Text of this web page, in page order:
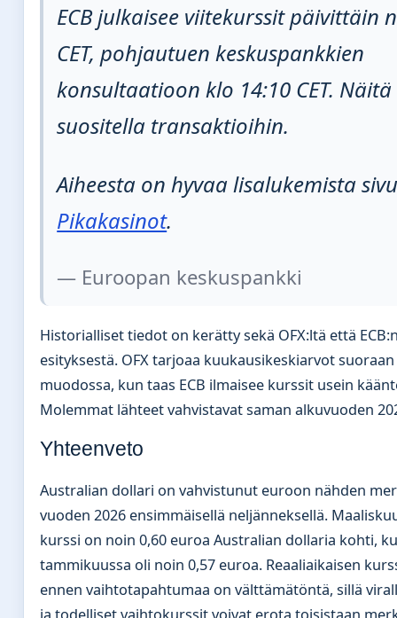
ECB julkaisee viitekurssit päivittäin
CET, pohjautuen keskuspankkien
konsultaatioon klo 14:10 CET.
suositella transaktioihin.
Aiheesta on hyvaa lisalukemista
Pikakasinot.
— Euroopan keskuspankki
Historialliset tiedot on kerätty sekä OFX:ltä että
esityksestä. OFX tarjoaa kuukausikeskiarvot suoraan
muodossa, kun taas ECB ilmaisee kurssit usein
Molemmat lähteet vahvistavat saman alkuvuoden
Yhteenveto
Australian dollari on vahvistunut euroon nähden
vuoden 2026 ensimmäisellä neljänneksellä.
kurssi on noin 0,60 euroa Australian dollaria kohti,
tammikuussa oli noin 0,57 euroa. Reaaliaikaisen
ennen vaihtotapahtumaa on välttämätöntä, sillä